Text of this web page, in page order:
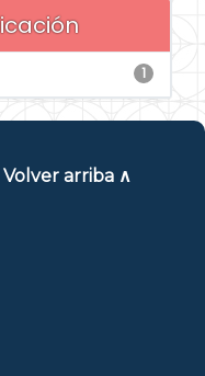
1
Volver arriba ∧